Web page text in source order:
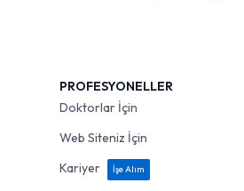
PROFESYONELLER
Doktorlar İçin
Web Siteniz İçin
Kariyer
İşe Alım